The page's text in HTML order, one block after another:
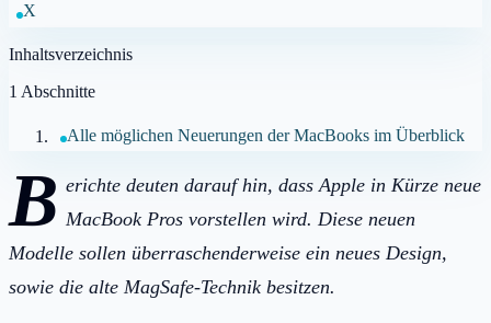
X
Inhaltsverzeichnis
1 Abschnitte
Alle möglichen Neuerungen der MacBooks im Überblick
B erichte deuten darauf hin, dass Apple in Kürze neue
MacBook Pros vorstellen wird. Diese neuen
Modelle sollen überraschenderweise ein neues Design,
sowie die alte MagSafe-Technik besitzen.